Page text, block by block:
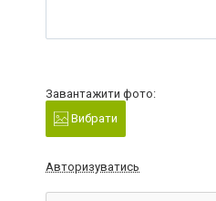
Завантажити фото:
Вибрати
Авторизуватись